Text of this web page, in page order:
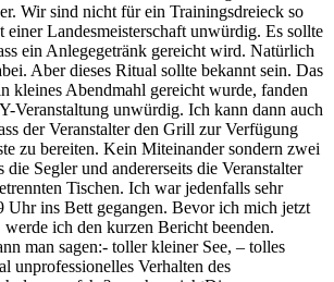
Wir sind nicht für ein Trainingsdreieck so
einer Landesmeisterschaft unwürdig. Es sollte
ein Anlegegetränk gereicht wird. Natürlich
Aber dieses Ritual sollte bekannt sein. Das
kleines Abendmahl gereicht wurde, fanden
Veranstaltung unwürdig. Ich kann dann auch
der Veranstalter den Grill zur Verfügung
zu bereiten. Kein Miteinander sondern zwei
die Segler und andererseits die Veranstalter
Tischen. Ich war jedenfalls sehr
Uhr ins Bett gegangen. Bevor ich mich jetzt
ich den kurzen Bericht beenden.
man sagen:- toller kleiner See, – tolles
unprofessionelles Verhalten des